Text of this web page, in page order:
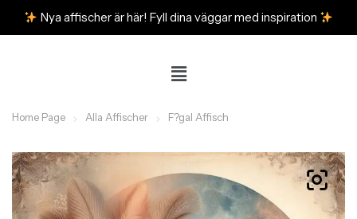
Nya affischer är här! Fyll dina väggar med inspiration
Home Page Alla Affischer F?gal Affisch